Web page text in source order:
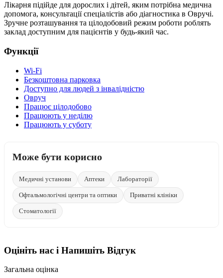
Лікарня підійде для дорослих і дітей, яким потрібна медична
допомога, консультації спеціалістів або діагностика в Овручі.
Зручне розташування та цілодобовий режим роботи роблять
заклад доступним для пацієнтів у будь-який час.
Функції
Wi-Fi
Безкоштовна парковка
Доступно для людей з інвалідністю
Овруч
Працює цілодобово
Працюють у неділю
Працюють у суботу
Може бути корисно
Медичні установи Аптеки Лабораторії
Офтальмологічні центри та оптики Приватні клініки
Стоматології
Оцініть нас і Напишіть Відгук
Загальна оцінка